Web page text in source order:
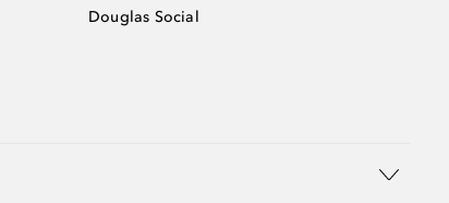
Douglas Social